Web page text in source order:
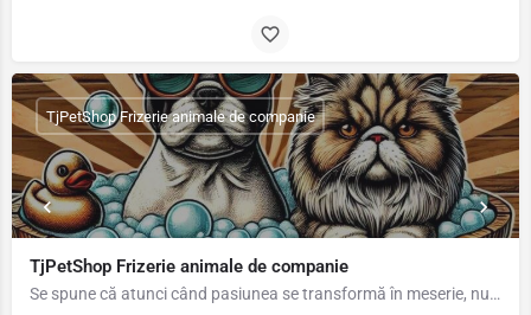
TjPetShop Frizerie animale de companie
Se spune că atunci când pasiunea se transformă în meserie, nu mai trebuie să muncești o zi din viața ta. În…
TjPetShop Frizerie animale de companie